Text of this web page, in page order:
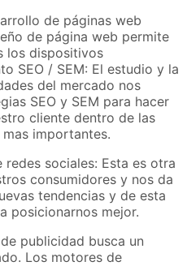
de páginas web
de página web permite
los dispositivos
SEO / SEM: El estudio y la
del mercado nos
SEO y SEM para hacer
cliente dentro de las
importantes.
sociales: Esta es otra
consumidores y nos da
tendencias y de esta
posicionarnos mejor.
publicidad busca un
Los motores de